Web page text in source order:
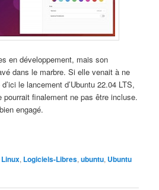
en développement, mais son
dans le marbre. Si elle venait à ne
le lancement d’Ubuntu 22.04 LTS,
pourrait finalement ne pas être incluse.
engagé.
Linux, Logiciels-Libres,ubuntu, Ubuntu